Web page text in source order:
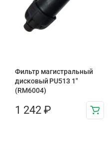
Фильтр магистральный
дисковый PU513 1″
(RM6004)
1 242 ₽